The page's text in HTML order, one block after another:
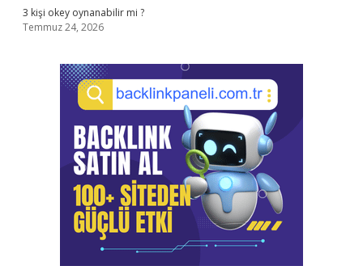
3 kişi okey oynanabilir mi ?
Temmuz 24, 2026